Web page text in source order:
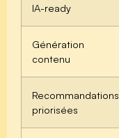
IA-ready
Génération
contenu
Recommandations
priorisées